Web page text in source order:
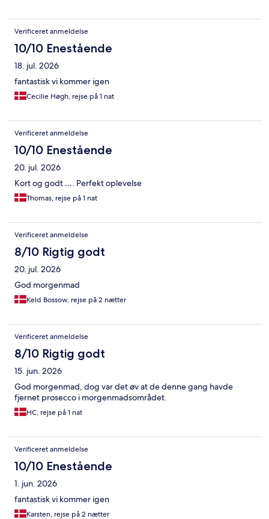
Verificeret anmeldelse
10/10 Enestående
18. jul. 2026
fantastisk vi kommer igen
Cecilie Høgh, rejse på 1 nat
Verificeret anmeldelse
10/10 Enestående
20. jul. 2026
Kort og godt …. Perfekt oplevelse
Thomas, rejse på 1 nat
Verificeret anmeldelse
8/10 Rigtig godt
20. jul. 2026
God morgenmad
Keld Bossow, rejse på 2 nætter
Verificeret anmeldelse
8/10 Rigtig godt
15. jun. 2026
God morgenmad, dog var det øv at de denne gang havde
fjernet prosecco i morgenmadsområdet.
HC, rejse på 1 nat
Verificeret anmeldelse
10/10 Enestående
1. jun. 2026
fantastisk vi kommer igen
Karsten, rejse på 2 nætter